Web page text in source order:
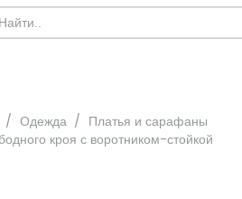
/ Одежда / Платья и сарафаны
кроя с воротником-стойкой